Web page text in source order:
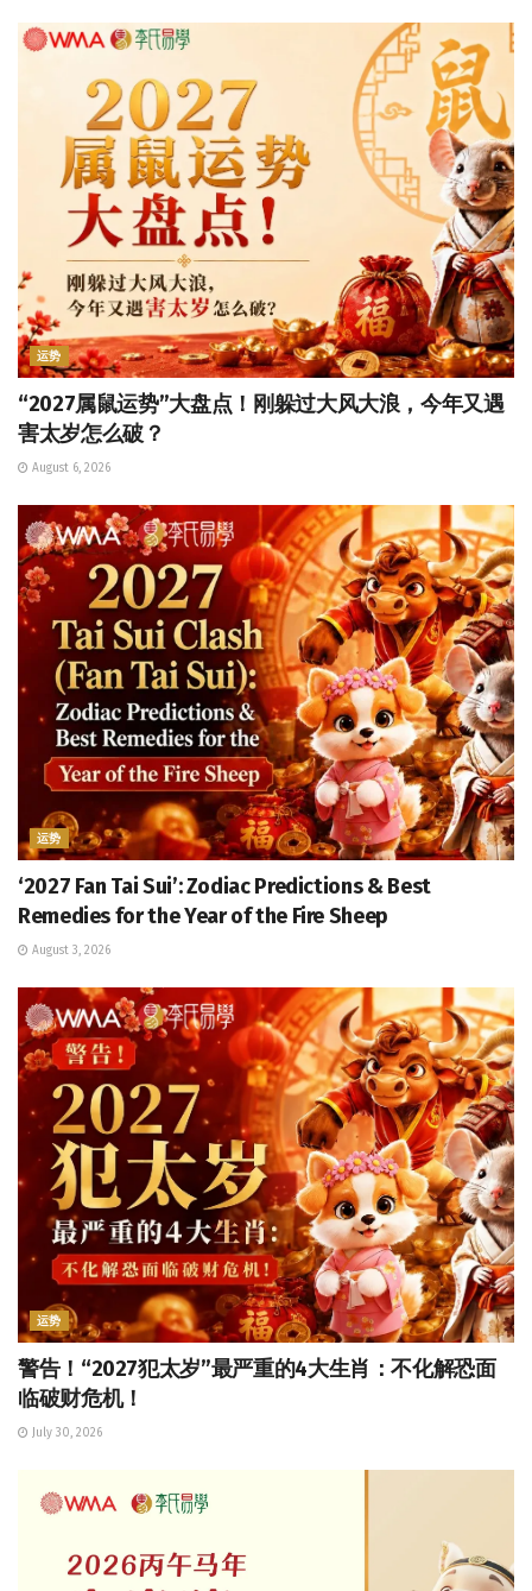
运势
“2027属鼠运势”大盘点！刚躲过大风大浪，今年又遇
害太岁怎么破？
August 6, 2026
运势
‘2027 Fan Tai Sui’: Zodiac Predictions & Best
Remedies for the Year of the Fire Sheep
August 3, 2026
运势
警告！“2027犯太岁”最严重的4大生肖：不化解恐面
临破财危机！
July 30, 2026